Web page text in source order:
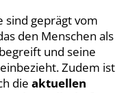
sind geprägt vom
den Menschen als
und seine
Zudem ist
die aktuellen